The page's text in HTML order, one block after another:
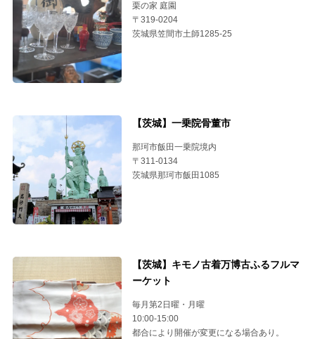
栗の家 庭園
〒319-0204
茨城県笠間市土師1285-25
【茨城】一乗院骨董市
那珂市飯田一乗院境内
〒311-0134
茨城県那珂市飯田1085
【茨城】キモノ古着万博古ふるフルマ
ーケット
毎月第2日曜・月曜
10:00-15:00
都合により開催が変更になる場合あり。